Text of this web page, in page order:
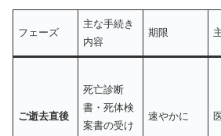
フェーズ
主な手続き
内容
期限
ご逝去直後
死亡診断
書・死体検
案書の受け
速やかに